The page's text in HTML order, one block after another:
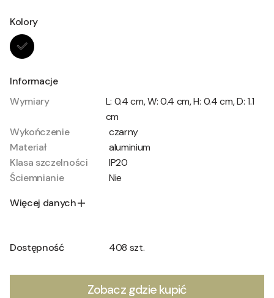
Kolory
Informacje
Wymiary
L: 0.4 cm, W: 0.4 cm, H: 0.4 cm, D: 1.1
cm
Wykończenie
czarny
Materiał
aluminium
Klasa szczelności
IP20
Ściemnianie
Nie
Więcej danych
Dostępność 408 szt.
Zobacz gdzie kupić